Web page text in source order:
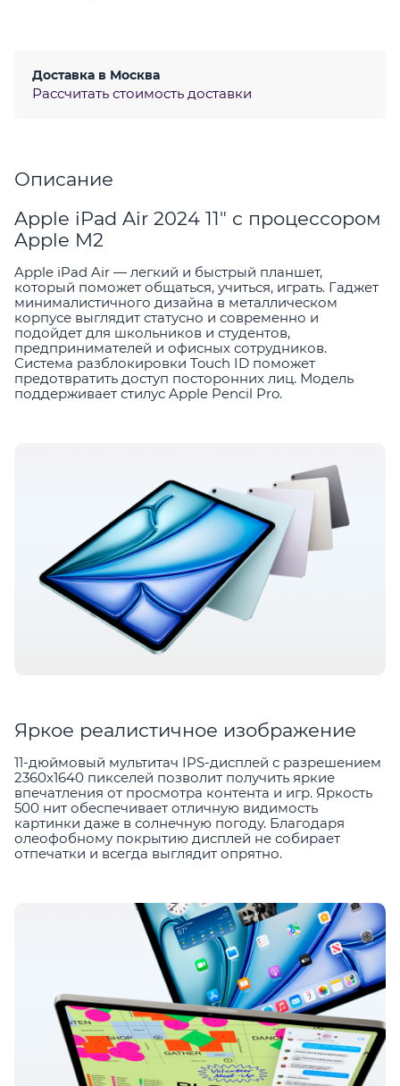
Доставка в Москва
Рассчитать стоимость доставки
Описание
Apple iPad Air 2024 11" с процессором
Apple M2
Apple iPad Air — легкий и быстрый планшет,
который поможет общаться, учиться, играть. Гаджет
минималистичного дизайна в металлическом
корпусе выглядит статусно и современно и
подойдет для школьников и студентов,
предпринимателей и офисных сотрудников.
Система разблокировки Touch ID поможет
предотвратить доступ посторонних лиц. Модель
поддерживает стилус Apple Pencil Pro.
Яркое реалистичное изображение
11-дюймовый мультитач IPS-дисплей с разрешением
2360х1640 пикселей позволит получить яркие
впечатления от просмотра контента и игр. Яркость
500 нит обеспечивает отличную видимость
картинки даже в солнечную погоду. Благодаря
олеофобному покрытию дисплей не собирает
отпечатки и всегда выглядит опрятно.